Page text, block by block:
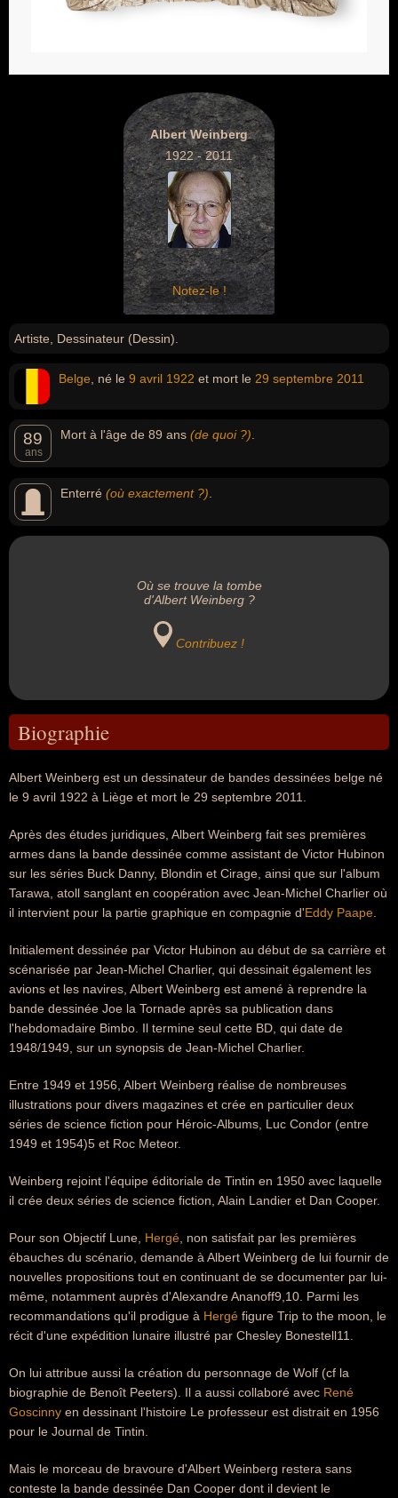
Albert Weinberg
1922 - 2011
Notez-le !
Artiste, Dessinateur (Dessin).
Belge , né le 9 avril 1922 et mort le 29 septembre 2011
89
ans
Mort à l'âge de 89 ans (de quoi ?)
Enterré (où exactement ?)
Où se trouve la tombe
d'Albert Weinberg ?
Contribuez !
Biographie
Albert Weinberg est un dessinateur de bandes dessinées belge né
le 9 avril 1922 à Liège et mort le 29 septembre 2011.
Après des études juridiques, Albert Weinberg fait ses premières
armes dans la bande dessinée comme assistant de Victor Hubinon
sur les séries Buck Danny, Blondin et Cirage, ainsi que sur l'album
Tarawa, atoll sanglant en coopération avec Jean-Michel Charlier où
il intervient pour la partie graphique en compagnie d'Eddy Paape
Initialement dessinée par Victor Hubinon au début de sa carrière et
scénarisée par Jean-Michel Charlier, qui dessinait également les
avions et les navires, Albert Weinberg est amené à reprendre la
bande dessinée Joe la Tornade après sa publication dans
l'hebdomadaire Bimbo. Il termine seul cette BD, qui date de
1948/1949, sur un synopsis de Jean-Michel Charlier.
Entre 1949 et 1956, Albert Weinberg réalise de nombreuses
illustrations pour divers magazines et crée en particulier deux
séries de science fiction pour Héroic-Albums, Luc Condor (entre
1949 et 1954)5 et Roc Meteor.
Weinberg rejoint l'équipe éditoriale de Tintin en 1950 avec laquelle
il crée deux séries de science fiction, Alain Landier et Dan Cooper.
Pour son Objectif Lune, Hergé , non satisfait par les premières
ébauches du scénario, demande à Albert Weinberg de lui fournir de
nouvelles propositions tout en continuant de se documenter par lui-
même, notamment auprès d'Alexandre Ananoff9,10. Parmi les
recommandations qu'il prodigue à Hergé figure Trip to the moon, le
récit d'une expédition lunaire illustré par Chesley Bonestell11.
On lui attribue aussi la création du personnage de Wolf (cf la
biographie de Benoît Peeters). Il a aussi collaboré avec René
Goscinny en dessinant l'histoire Le professeur est distrait en 1956
pour le Journal de Tintin.
Mais le morceau de bravoure d'Albert Weinberg restera sans
conteste la bande dessinée Dan Cooper dont il devient le